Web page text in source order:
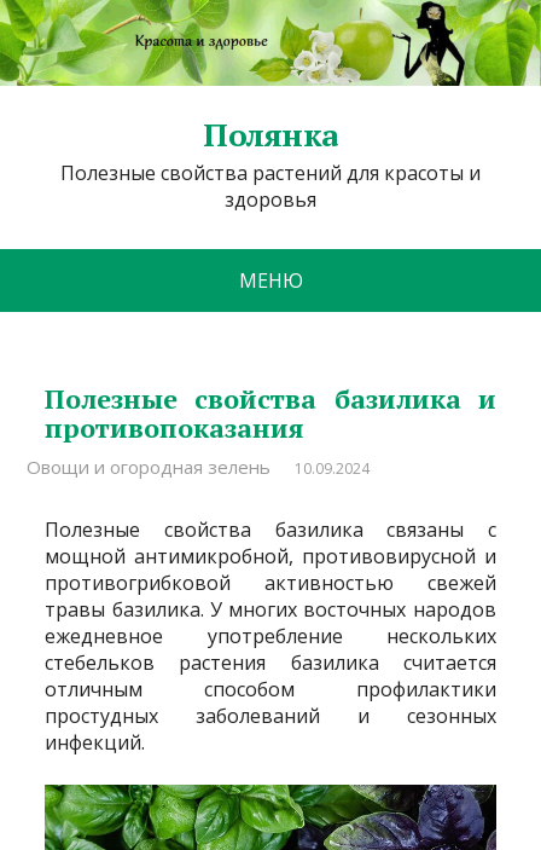
Полянка
Полезные свойства растений для красоты и
здоровья
МЕНЮ
Полезные свойства базилика и
противопоказания
Овощи и огородная зелень 10.09.2024
Полезные свойства базилика связаны с
мощной антимикробной, противовирусной и
противогрибковой активностью свежей
травы базилика. У многих восточных народов
ежедневное употребление нескольких
стебельков растения базилика считается
отличным способом профилактики
простудных заболеваний и сезонных
инфекций.